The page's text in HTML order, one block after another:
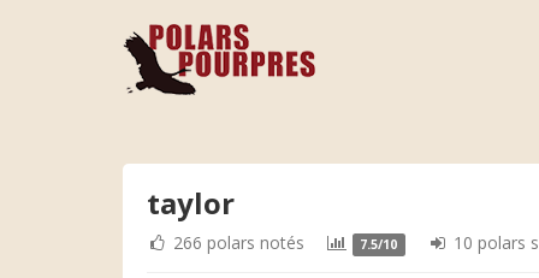
taylor
266 polars notés 7.5/10 10 polars